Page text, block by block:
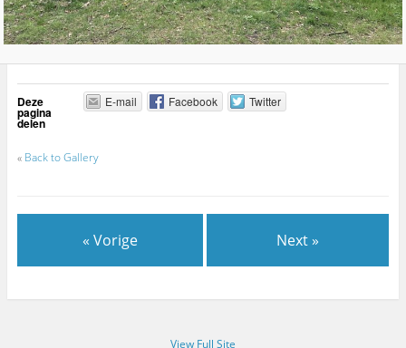
Deze
pagina
delen
E-mail Facebook Twitter
« Back to Gallery
« Vorige Next »
View Full Site